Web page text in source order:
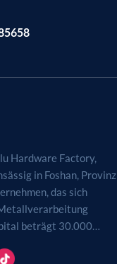
Hardware Factory,
in Foshan, Provinz
das sich
beträgt 30.000
von